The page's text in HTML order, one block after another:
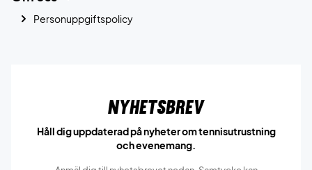
Personuppgiftspolicy
Nyhetsbrev
Håll dig uppdaterad på nyheter om tennisutrustning
och evenemang.